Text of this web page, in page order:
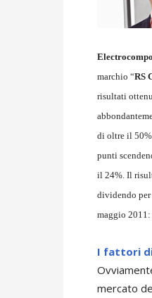
marchio “RS
risultati
di oltre il
punti
il 24%. Il
dividendo
maggio
I fattori
mercato